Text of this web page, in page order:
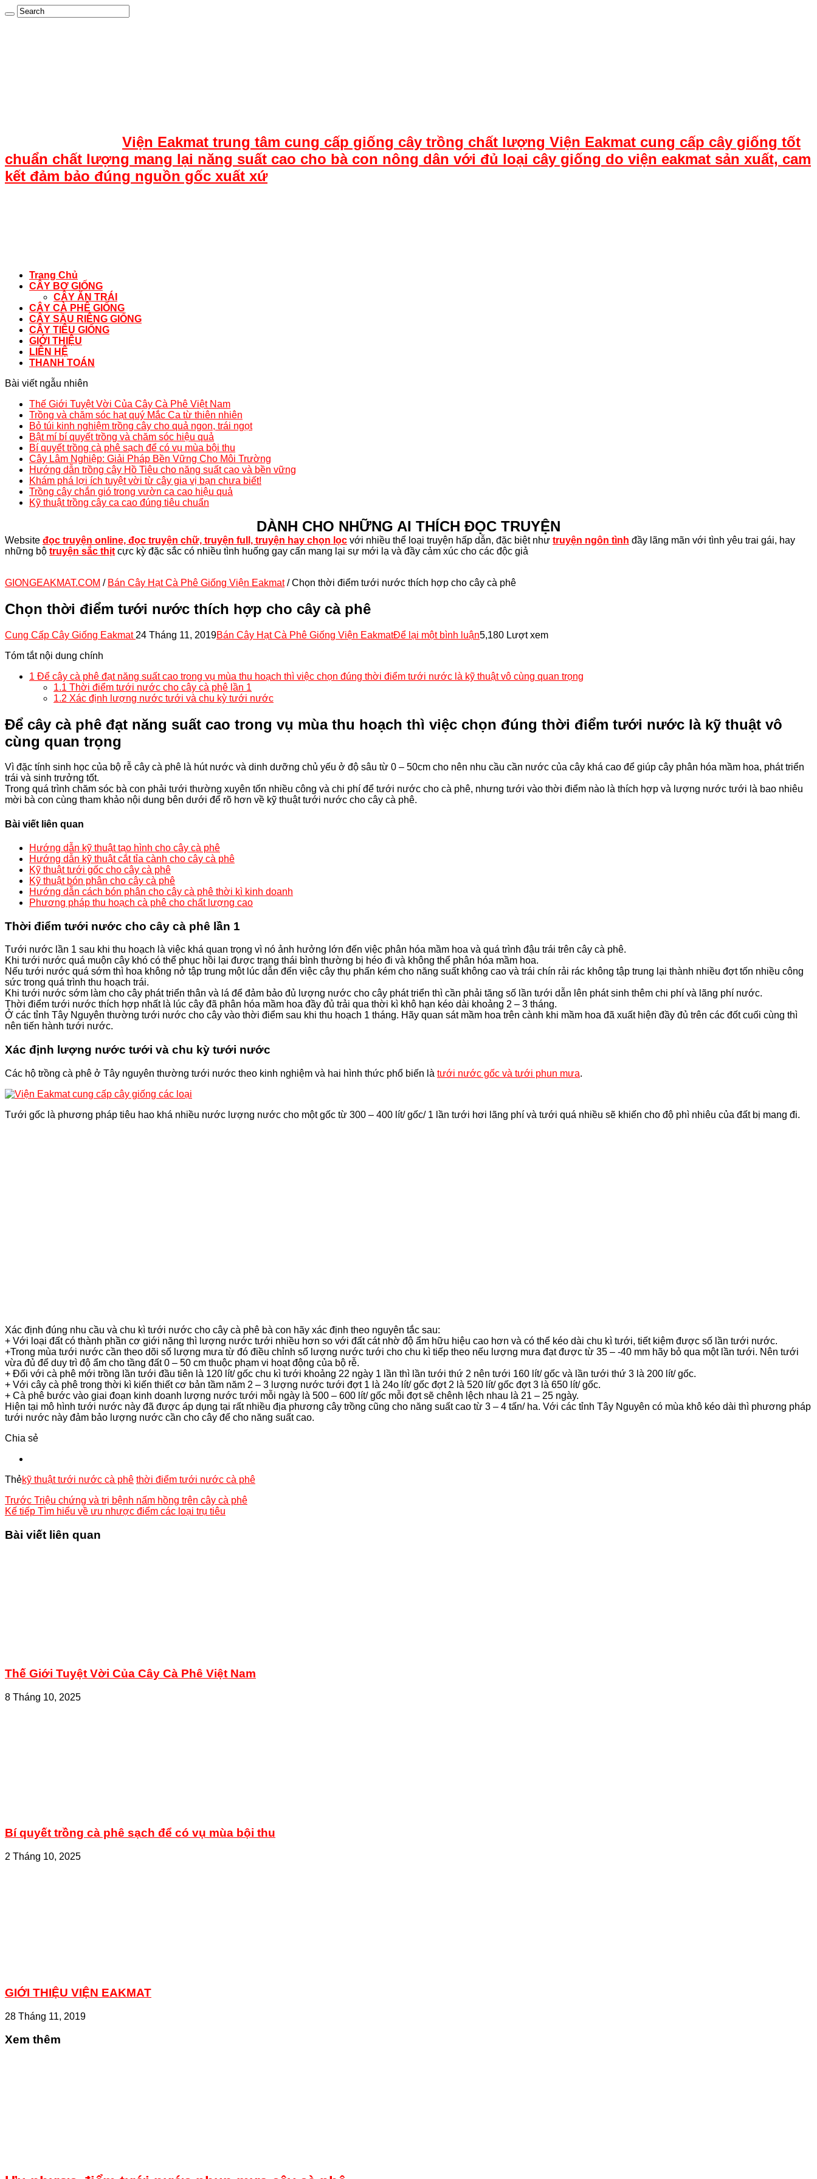
Viện Eakmat trung tâm cung cấp giống cây trồng chất lượng Viện Eakmat cung cấp cây giống tốt
chuẩn chất lượng mang lại năng suất cao cho bà con nông dân với đủ loại cây giống do viện eakmat sản xuất, cam
kết đảm bảo đúng nguồn gốc xuất xứ
Trang Chủ
CÂY BƠ GIỐNG
CÂY ĂN TRÁI
CÂY CÀ PHÊ GIỐNG
CÂY SẦU RIÊNG GIỐNG
CÂY TIÊU GIỐNG
GIỚI THIỆU
LIÊN HỆ
THANH TOÁN
Bài viết ngẫu nhiên
Thế Giới Tuyệt Vời Của Cây Cà Phê Việt Nam
Trồng và chăm sóc hạt quý Mắc Ca từ thiên nhiên
Bỏ túi kinh nghiệm trồng cây cho quả ngon, trái ngọt
Bật mí bí quyết trồng và chăm sóc hiệu quả
Bí quyết trồng cà phê sạch để có vụ mùa bội thu
Cây Lâm Nghiệp: Giải Pháp Bền Vững Cho Môi Trường
Hướng dẫn trồng cây Hồ Tiêu cho năng suất cao và bền vững
Khám phá lợi ích tuyệt vời từ cây gia vị bạn chưa biết!
Trồng cây chắn gió trong vườn ca cao hiệu quả
Kỹ thuật trồng cây ca cao đúng tiêu chuẩn
DÀNH CHO NHỮNG AI THÍCH ĐỌC TRUYỆN
Website đọc truyện online, đọc truyện chữ, truyện full, truyện hay chọn lọc với nhiều thể loại truyện hấp dẫn, đặc biệt như truyện ngôn tình đầy lãng mãn với tình yêu trai gái, hay
những bộ truyện sắc thịt cực kỳ đặc sắc có nhiều tình huống gay cấn mang lại sự mới lạ và đầy cảm xúc cho các độc giả
GIONGEAKMAT.COM / Bán Cây Hạt Cà Phê Giống Viện Eakmat / Chọn thời điểm tưới nước thích hợp cho cây cà phê
Chọn thời điểm tưới nước thích hợp cho cây cà phê
Cung Cấp Cây Giống Eakmat 24 Tháng 11, 2019Bán Cây Hạt Cà Phê Giống Viện EakmatĐể lại một bình luận5,180 Lượt xem
Tóm tắt nội dung chính
1 Để cây cà phê đạt năng suất cao trong vụ mùa thu hoạch thì việc chọn đúng thời điểm tưới nước là kỹ thuật vô cùng quan trọng
1.1 Thời điểm tưới nước cho cây cà phê lần 1
1.2 Xác định lượng nước tưới và chu kỳ tưới nước
Để cây cà phê đạt năng suất cao trong vụ mùa thu hoạch thì việc chọn đúng thời điểm tưới nước là kỹ thuật vô
cùng quan trọng
Vì đặc tính sinh học của bộ rễ cây cà phê là hút nước và dinh dưỡng chủ yếu ở độ sâu từ 0 – 50cm cho nên nhu cầu cần nước của cây khá cao để giúp cây phân hóa mầm hoa, phát triển
trái và sinh trưởng tốt.
Trong quá trình chăm sóc bà con phải tưới thường xuyên tốn nhiều công và chi phí để tưới nước cho cà phê, nhưng tưới vào thời điểm nào là thích hợp và lượng nước tưới là bao nhiêu
mời bà con cùng tham khảo nội dung bên dưới để rõ hơn về kỹ thuật tưới nước cho cây cà phê.
Bài viết liên quan
Hướng dẫn kỹ thuật tạo hình cho cây cà phê
Hướng dẫn kỹ thuật cắt tỉa cành cho cây cà phê
Kỹ thuật tưới gốc cho cây cà phê
Kỹ thuật bón phân cho cây cà phê
Hướng dẫn cách bón phân cho cây cà phê thời kì kinh doanh
Phương pháp thu hoạch cà phê cho chất lượng cao
Thời điểm tưới nước cho cây cà phê lần 1
Tưới nước lần 1 sau khi thu hoạch là việc khá quan trọng vì nó ảnh hưởng lớn đến việc phân hóa mầm hoa và quá trình đậu trái trên cây cà phê.
Khi tưới nước quá muộn cây khó có thể phục hồi lại được trạng thái bình thường bị héo đi và không thể phân hóa mầm hoa.
Nếu tưới nước quá sớm thì hoa không nở tập trung một lúc dẫn đến việc cây thụ phấn kém cho năng suất không cao và trái chín rải rác không tập trung lại thành nhiều đợt tốn nhiều công
sức trong quá trình thu hoạch trái.
Khi tưới nước sớm làm cho cây phát triển thân và lá để đảm bảo đủ lượng nước cho cây phát triển thì cần phải tăng số lần tưới dẫn lên phát sinh thêm chi phí và lãng phí nước.
Thời điểm tưới nước thích hợp nhất là lúc cây đã phân hóa mầm hoa đầy đủ trải qua thời kì khô hạn kéo dài khoảng 2 – 3 tháng.
Ở các tỉnh Tây Nguyên thường tưới nước cho cây vào thời điểm sau khi thu hoạch 1 tháng. Hãy quan sát mầm hoa trên cành khi mầm hoa đã xuất hiện đầy đủ trên các đốt cuối cùng thì
nên tiến hành tưới nước.
Xác định lượng nước tưới và chu kỳ tưới nước
Các hộ trồng cà phê ở Tây nguyên thường tưới nước theo kinh nghiệm và hai hình thức phổ biến là tưới nước gốc và tưới phun mưa.
Tưới gốc là phương pháp tiêu hao khá nhiều nước lượng nước cho một gốc từ 300 – 400 lít/ gốc/ 1 lần tưới hơi lãng phí và tưới quá nhiều sẽ khiến cho độ phì nhiêu của đất bị mang đi.
Xác định đúng nhu cầu và chu kì tưới nước cho cây cà phê bà con hãy xác định theo nguyên tắc sau:
+ Với loại đất có thành phần cơ giới nặng thì lượng nước tưới nhiều hơn so với đất cát nhờ độ ẩm hữu hiệu cao hơn và có thể kéo dài chu kì tưới, tiết kiệm được số lần tưới nước.
+Trong mùa tưới nước cần theo dõi số lượng mưa từ đó điều chỉnh số lượng nước tưới cho chu kì tiếp theo nếu lượng mưa đạt được từ 35 – -40 mm hãy bỏ qua một lần tưới. Nên tưới
vừa đủ để duy trì độ ẩm cho tầng đất 0 – 50 cm thuộc phạm vi hoạt động của bộ rễ.
+ Đối với cà phê mới trồng lần tưới đầu tiên là 120 lít/ gốc chu kì tưới khoảng 22 ngày 1 lần thì lần tưới thứ 2 nên tưới 160 lít/ gốc và lần tưới thứ 3 là 200 lít/ gốc.
+ Với cây cà phê trong thời kì kiến thiết cơ bản tầm năm 2 – 3 lượng nước tưới đợt 1 là 24o lít/ gốc đợt 2 là 520 lít/ gốc đợt 3 là 650 lít/ gốc.
+ Cà phê bước vào giai đoạn kinh doanh lượng nước tưới mỗi ngày là 500 – 600 lít/ gốc mỗi đợt sẽ chênh lệch nhau là 21 – 25 ngày.
Hiện tại mô hình tưới nước này đã được áp dụng tại rất nhiều địa phương cây trồng cũng cho năng suất cao từ 3 – 4 tấn/ ha. Với các tỉnh Tây Nguyên có mùa khô kéo dài thì phương pháp
tưới nước này đảm bảo lượng nước cần cho cây để cho năng suất cao.
Chia sẻ
Thẻkỹ thuật tưới nước cà phê thời điểm tưới nước cà phê
Trước Triệu chứng và trị bệnh nấm hồng trên cây cà phê
Kế tiếp Tìm hiểu về ưu nhược điểm các loại trụ tiêu
Bài viết liên quan
Thế Giới Tuyệt Vời Của Cây Cà Phê Việt Nam
8 Tháng 10, 2025
Bí quyết trồng cà phê sạch để có vụ mùa bội thu
2 Tháng 10, 2025
GIỚI THIỆU VIỆN EAKMAT
28 Tháng 11, 2019
Xem thêm